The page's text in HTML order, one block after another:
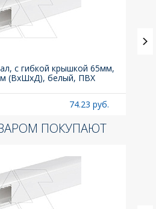
с гибкой крышкой 65мм,
(ВхШхД), белый, ПВХ
74.23 руб.
ПОКУПАЮТ